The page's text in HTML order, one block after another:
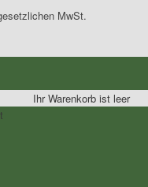
MwSt.
Ihr Warenkorb ist leer